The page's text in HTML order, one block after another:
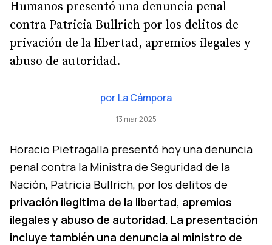
Humanos presentó una denuncia penal
contra Patricia Bullrich por los delitos de
privación de la libertad, apremios ilegales y
abuso de autoridad.
por La Cámpora
13 mar 2025
Horacio Pietragalla presentó hoy una denuncia
penal contra la Ministra de Seguridad de la
Nación, Patricia Bullrich, por los delitos de
privación ilegítima de la libertad, apremios
ilegales y abuso de autoridad. La presentación
incluye también una denuncia al ministro de